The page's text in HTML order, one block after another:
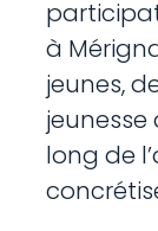
à
jeunes,
long de